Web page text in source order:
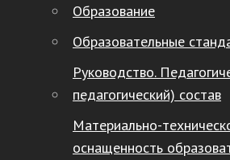
Образование
Образовательные
Руководство.
педагогический) состав
Материально-
оснащенность